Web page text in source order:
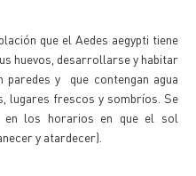
que el Aedes aegypti tiene
huevos, desarrollarse y habitar
y que contengan agua
lugares frescos y sombríos. Se
en los horarios en que el sol
y atardecer).